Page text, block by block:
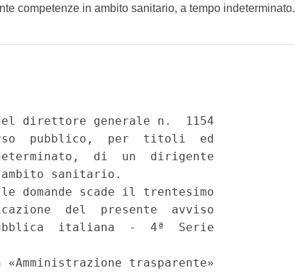
competenze in ambito sanitario, a tempo indeterminato.